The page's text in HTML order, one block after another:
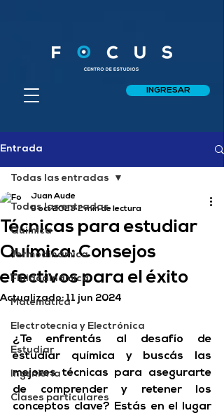
INGRESAR
Entrada
Todas las entradas
Química
Termodinámica
Fluidodinámica
Matemática
Electrotecnia y Electrónica
Estudiar
Ingeniería
Clases particulares
Todas las entradas
Técnicas para estudiar
Química: Consejos
efectivos para el éxito
Juan Aude
9 oct 2023 2 min de lectura
Actualizado:11 jun 2024
¿Te enfrentás al desafío de
estudiar química y buscás las
mejores técnicas para asegurarte
de comprender y retener los
conceptos clave? Estás en el lugar